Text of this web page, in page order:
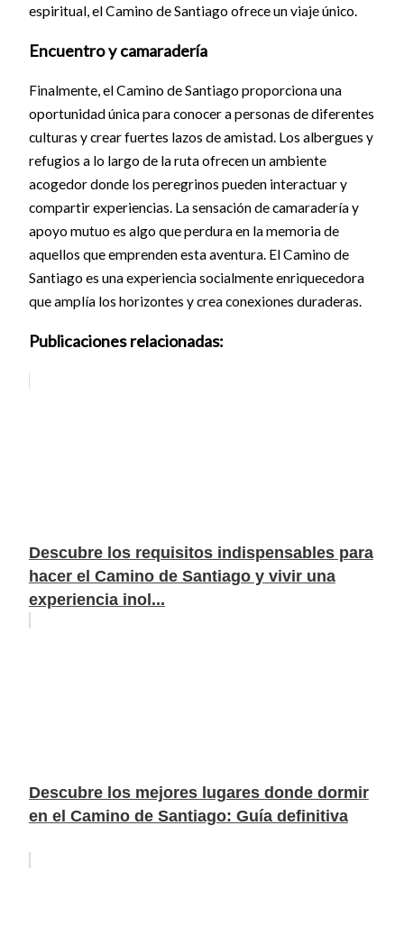
espiritual, el Camino de Santiago ofrece un viaje único.
Encuentro y camaradería
Finalmente, el Camino de Santiago proporciona una
oportunidad única para conocer a personas de diferentes
culturas y crear fuertes lazos de amistad. Los albergues y
refugios a lo largo de la ruta ofrecen un ambiente
acogedor donde los peregrinos pueden interactuar y
compartir experiencias. La sensación de camaradería y
apoyo mutuo es algo que perdura en la memoria de
aquellos que emprenden esta aventura. El Camino de
Santiago es una experiencia socialmente enriquecedora
que amplía los horizontes y crea conexiones duraderas.
Publicaciones relacionadas:
Descubre los requisitos indispensables para
hacer el Camino de Santiago y vivir una
experiencia inol...
Descubre los mejores lugares donde dormir
en el Camino de Santiago: Guía definitiva